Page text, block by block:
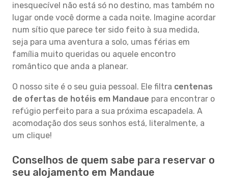
inesquecível não está só no destino, mas também no
lugar onde você dorme a cada noite. Imagine acordar
num sítio que parece ter sido feito à sua medida,
seja para uma aventura a solo, umas férias em
família muito queridas ou aquele encontro
romântico que anda a planear.
O nosso site é o seu guia pessoal. Ele filtra centenas
de ofertas de hotéis em Mandaue para encontrar o
refúgio perfeito para a sua próxima escapadela. A
acomodação dos seus sonhos está, literalmente, a
um clique!
Conselhos de quem sabe para reservar o
seu alojamento em Mandaue